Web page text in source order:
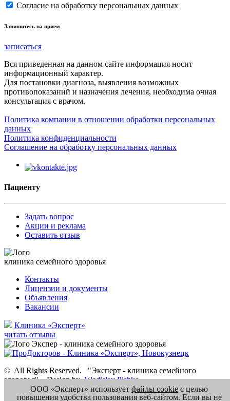
Согласие на обработку персональных данных
Запишитесь на прием
записаться
Вся приведенная на данном сайте информация носит
информационный характер.
Для постановки диагноза, выявления возможных
противопоказаний и назначения лечения, необходима очная
консультация с врачом.
Политика компании в отношении обработки персональных
данных
Политика конфиденциальности
Соглашение на обработку персональных данных
Пациенту
Задать вопрос
Акции и реклама
Оставить отзыв
клиника семейного здоровья
Контакты
Лицензии и документы
Объявления
Вакансии
Клиника «Эксперт»
читать отзывы
© All Rights Reserved.
"Эксперт - клиника семейного
здоровья" . Design byVladislav Pishko
ООО «Эксперт» использует файлы cookie с целью
повышения удобства пользования веб-сайтом. Если вы не